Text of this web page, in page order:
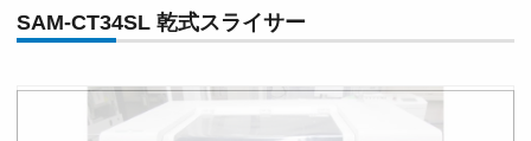
SAM-CT34SL 乾式スライサー